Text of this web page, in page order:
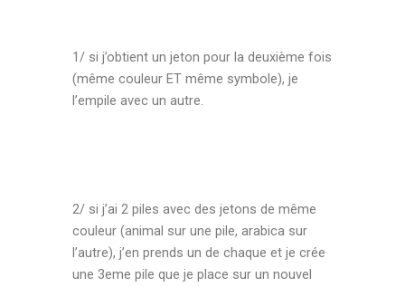
1/ si j’obtient un jeton pour la deuxième fois
(même couleur ET même symbole), je
l’empile avec un autre.
2/ si j’ai 2 piles avec des jetons de même
couleur (animal sur une pile, arabica sur
l’autre), j’en prends un de chaque et je crée
une 3eme pile que je place sur un nouvel